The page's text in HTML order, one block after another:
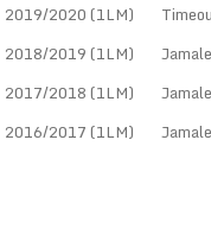
2019/2020 (1LM)
2018/2019 (1LM)
2017/2018 (1LM)
2016/2017 (1LM)